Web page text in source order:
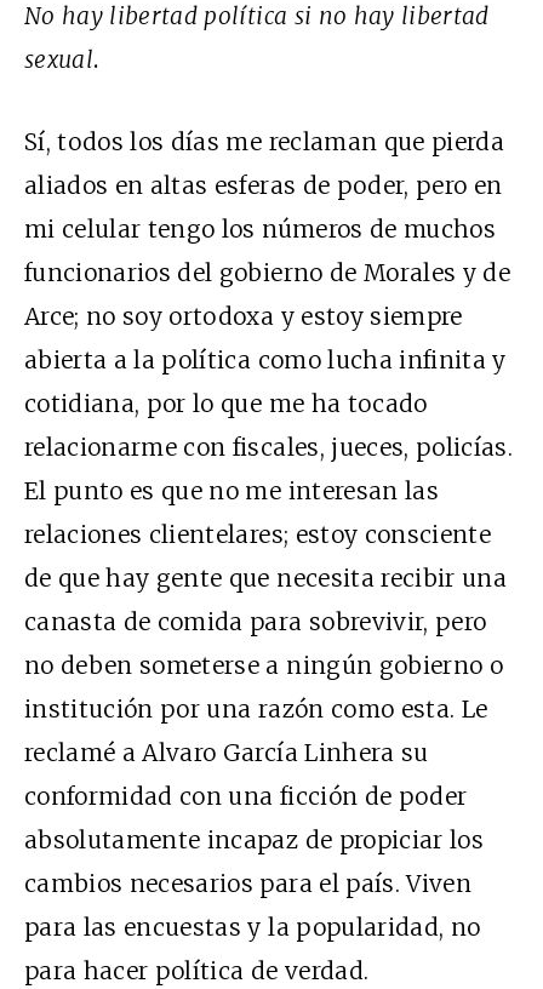
No hay libertad política si no hay libertad
sexual.
Sí, todos los días me reclaman que pierda
aliados en altas esferas de poder, pero en
mi celular tengo los números de muchos
funcionarios del gobierno de Morales y de
Arce; no soy ortodoxa y estoy siempre
abierta a la política como lucha infinita y
cotidiana, por lo que me ha tocado
relacionarme con fiscales, jueces, policías.
El punto es que no me interesan las
relaciones clientelares; estoy consciente
de que hay gente que necesita recibir una
canasta de comida para sobrevivir, pero
no deben someterse a ningún gobierno o
institución por una razón como esta. Le
reclamé a Alvaro García Linhera su
conformidad con una ficción de poder
absolutamente incapaz de propiciar los
cambios necesarios para el país. Viven
para las encuestas y la popularidad, no
para hacer política de verdad.